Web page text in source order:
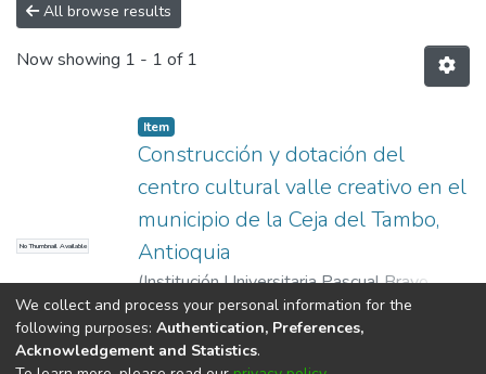
All browse results
Now showing 1 - 1 of 1
No Thumbnail Available
Item
Construcción y dotación del
centro cultural valle creativo en el
municipio de la Ceja del Tambo,
Antioquia
(Institución Universitaria Pascual Bravo,
2022 )Chica Osorio, John Armando;
Sepúlveda Moreno, Catalina María
Chaverra, José Leandro
Show more
We collect and process your personal information for the
following purposes: Authentication, Preferences,
Acknowledgement and Statistics.